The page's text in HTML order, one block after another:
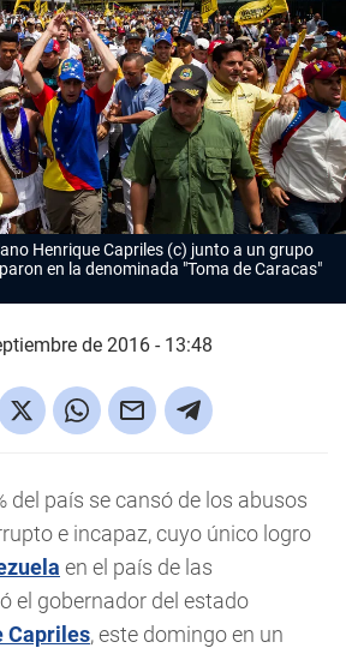
Henrique Capriles (c) junto a un grupo
en la denominada "Toma de Caracas"
de 2016 - 13:48
del país se cansó de los abusos
e incapaz, cuyo único logro
en el país de las
el gobernador del estado
Capriles, este domingo en un